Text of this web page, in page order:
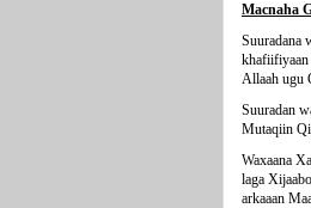
Macnaha
Suuradana
khafiifiyaan
Allaah ugu
Suuradan
Mutaqiin
Waxaana
laga
arkaaan